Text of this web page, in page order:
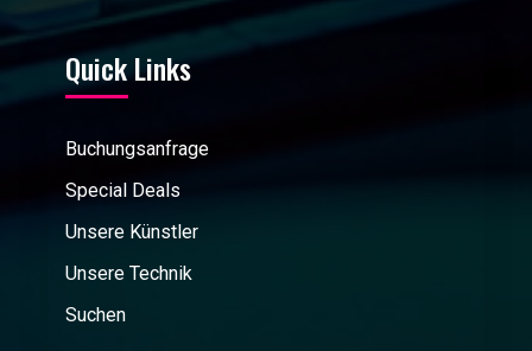
Quick Links
Buchungsanfrage
Special Deals
Unsere Künstler
Unsere Technik
Suchen